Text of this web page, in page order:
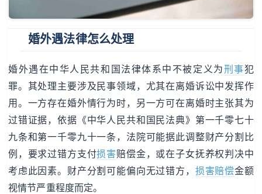
婚外遇法律怎么处理
婚外遇在中华人民共和国法律体系中不被定义为刑事犯
罪。其处理主要涉及民事领域，尤其在离婚诉讼中发挥作
用。一方存在婚外情行为时，另一方可在离婚时主张其为
过错证据，依据《中华人民共和国民法典》第一千零七十
九条和第一千零九十一条，法院可能据此调整财产分割比
例，要求过错方支付损害赔偿金，或在子女抚养权判决中
考虑此因素。财产分割可能偏向无过错方， 损害赔偿金额
视情节严重程度而定。